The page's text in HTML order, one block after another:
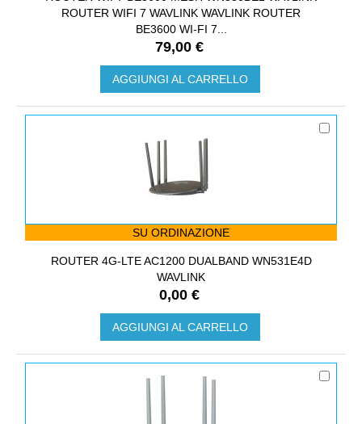
ROUTER WIFI 7 WAVLINK WAVLINK ROUTER
BE3600 WI-FI 7...
79,00 €
AGGIUNGI AL CARRELLO
SU ORDINAZIONE
ROUTER 4G-LTE AC1200 DUALBAND WN531E4D
WAVLINK
0,00 €
AGGIUNGI AL CARRELLO